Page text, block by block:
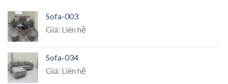
Sofa-003
Giá: Liên hệ
Sofa-034
Giá: Liên hệ